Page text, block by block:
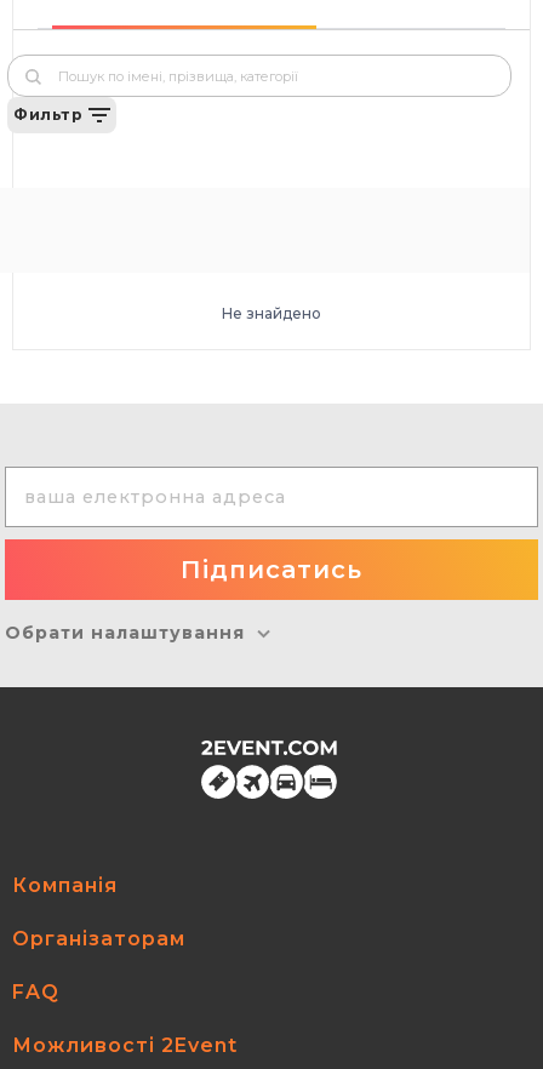
Фильтр
Не знайдено
Обрати налаштування
Компанія
Організаторам
FAQ
Можливості 2Event